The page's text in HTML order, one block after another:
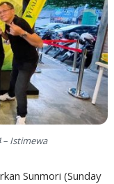
– Istimewa
Sunmori (Sunday